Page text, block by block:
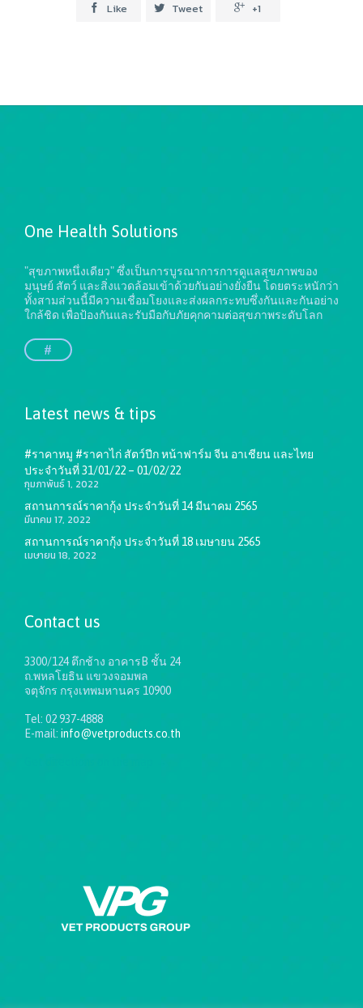
 Like  Tweet  +1
One Health Solutions
"สุขภาพหนึ่งเดียว" ซึ่งเป็นการบูรณาการการดูแลสุขภาพของ
มนุษย์ สัตว์ และสิ่งแวดล้อมเข้าด้วยกันอย่างยั่งยืนโดยตระหนักว่า
ทั้งสามส่วนนี้มีความเชื่อมโยงและส่งผลกระทบซึ่งกันและกันอย่าง
ใกล้ชิด เพื่อป้องกันและรับมือกับภัยคุกคามต่อสุขภาพระดับโลก
#
Latest news & tips
#ราคาหมู #ราคาไก่ สัตว์ปีก หน้าฟาร์ม จีน อาเชียน และไทย
ประจำวันที่ 31/01/22 – 01/02/22
กุมภาพันธ์ 1, 2022
สถานการณ์ราคากุ้ง ประจำวันที่ 14 มีนาคม 2565
มีนาคม 17, 2022
สถานการณ์ราคากุ้ง ประจำวันที่ 18 เมษายน 2565
เมษายน 18, 2022
Contact us
3300/124 ตึกช้าง อาคารB ชั้น 24
ถ.พหลโยธิน แขวงจอมพล
จตุจักร กรุงเทพมหานคร 10900
Tel: 02 937-4888
E-mail: info@vetproducts.co.th